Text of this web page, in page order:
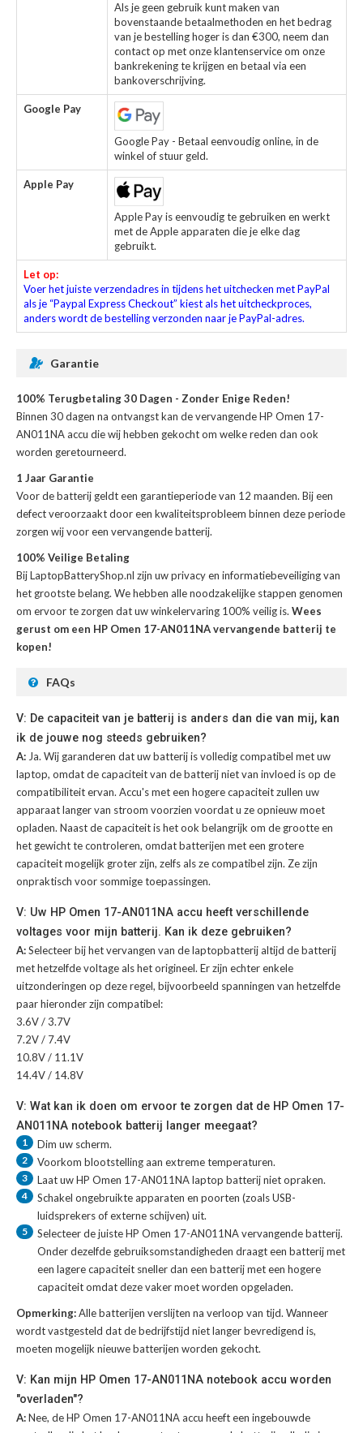
Als je geen gebruik kunt maken van
bovenstaande betaalmethoden en het bedrag
van je bestelling hoger is dan €300, neem dan
contact op met onze klantenservice om onze
bankrekening te krijgen en betaal via een
bankoverschrijving.
Google Pay
Google Pay - Betaal eenvoudig online, in de
winkel of stuur geld.
Apple Pay
Apple Pay is eenvoudig te gebruiken en werkt
met de Apple apparaten die je elke dag
gebruikt.
Let op:
Voer het juiste verzendadres in tijdens het uitchecken met PayPal
als je “Paypal Express Checkout” kiest als het uitcheckproces,
anders wordt de bestelling verzonden naar je PayPal-adres.
Garantie
100% Terugbetaling 30 Dagen - Zonder Enige Reden!
Binnen 30 dagen na ontvangst kan devervangende HP Omen 17-
AN011NA accu die wij hebben gekocht om welke reden dan ook
worden geretourneerd.
1 Jaar Garantie
Voor debatterij geldt een garantieperiode van 12 maanden. Bij een
defect veroorzaakt door een kwaliteitsprobleem binnen deze periode
zorgen wij voor een vervangende batterij.
100% Veilige Betaling
Bij LaptopBatteryShop.nl zijn uw privacy en informatiebeveiliging van
het grootste belang. We hebben alle noodzakelijke stappen genomen
om ervoor te zorgen dat uw winkelervaring 100% veilig is. Wees
gerust om een HP Omen 17-AN011NA vervangende batterij te
kopen!
FAQs
V: De capaciteit van je batterij is anders dan die van mij, kan
ik de jouwe nog steeds gebruiken?
A: Ja. Wij garanderen dat uw batterij is volledig compatibel met uw
laptop, omdat de capaciteit van de batterij niet van invloed is op de
compatibiliteit ervan. Accu's met een hogere capaciteit zullen uw
apparaat langer van stroom voorzien voordat u ze opnieuw moet
opladen. Naast de capaciteit is het ook belangrijk om de grootte en
het gewicht te controleren, omdat batterijen met een grotere
capaciteit mogelijk groter zijn, zelfs als ze compatibel zijn. Ze zijn
onpraktisch voor sommige toepassingen.
V: Uw HP Omen 17-AN011NA accu heeft verschillende
voltages voor mijn batterij. Kan ik deze gebruiken?
A:Selecteer bij het vervangen van de laptopbatterij altijd de batterij
met hetzelfde voltage als het origineel. Er zijn echter enkele
uitzonderingen op deze regel, bijvoorbeeld spanningen van hetzelfde
paar hieronder zijn compatibel:
3.6V / 3.7V
7.2V / 7.4V
10.8V / 11.1V
14.4V / 14.8V
V: Wat kan ik doen om ervoor te zorgen dat de HP Omen 17-
AN011NA notebook batterij langer meegaat?
1 Dim uw scherm.
2 Voorkom blootstelling aan extreme temperaturen.
3 Laat uwHP Omen 17-AN011NA laptop batterijniet opraken.
4
Schakel ongebruikte apparaten en poorten (zoals USB-
luidsprekers of externe schijven) uit.
5 Selecteer de juisteHP Omen 17-AN011NA vervangende batterij.
Onder dezelfde gebruiksomstandigheden draagt een batterij met
een lagere capaciteit sneller dan een batterij met een hogere
capaciteit omdat deze vaker moet worden opgeladen.
Opmerking:Alle batterijen verslijten na verloop van tijd. Wanneer
wordt vastgesteld dat de bedrijfstijd niet langer bevredigend is,
moeten mogelijk nieuwe batterijen worden gekocht.
V: Kan mijn HP Omen 17-AN011NA notebook accu worden
"overladen"?
A:Nee, de HP Omen 17-AN011NA accu heeft een ingebouwde